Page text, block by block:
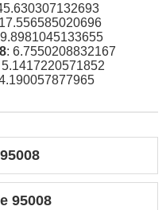
: 6.7550208832167
5.1417220571852
95008